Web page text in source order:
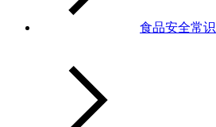
食品安全常识